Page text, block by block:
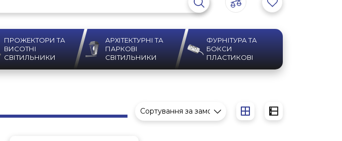
ПРОЖЕКТОРИ ТА
ВИСОТНІ
СВІТИЛЬНИКИ
АРХІТЕКТУРНІ ТА
ПАРКОВІ
СВІТИЛЬНИКИ
ФУРНІТУРА ТА
БОКСИ
ПЛАСТИКОВІ